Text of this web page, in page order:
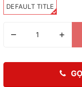
DEFAULT TITLE
– +